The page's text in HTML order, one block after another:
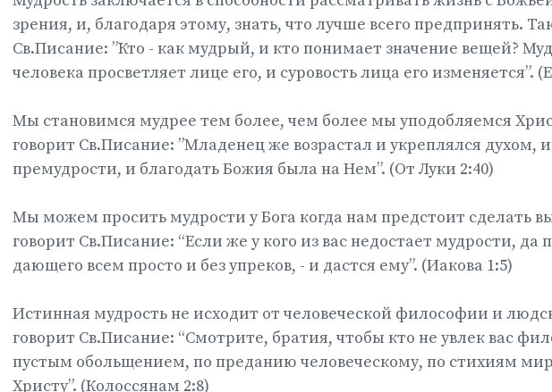
зрения, и, благодаря этому, знать, что лучше всего предпринять.
Св.Писание: ”Кто - как мудрый, и кто понимает значение вещей?
человека просветляет лице его, и суровость лица его изменяется”.
Мы становимся мудрее тем более, чем более мы уподобляемся
говорит Св.Писание: ”Младенец же возрастал и укреплялся духом,
премудрости, и благодать Божия была на Нем”. (От Луки 2:40)
Мы можем просить мудрости у Бога когда нам предстоит сделать
говорит Св.Писание: “Если же у кого из вас недостает мудрости, да
дающего всем просто и без упреков, - и дастся ему”. (Иакова 1:5)
Истинная мудрость не исходит от человеческой философии и
говорит Св.Писание: “Смотрите, братия, чтобы кто не увлек вас
пустым обольщением, по преданию человеческому, по стихиям
Христу”. (Колоссянам 2:8)